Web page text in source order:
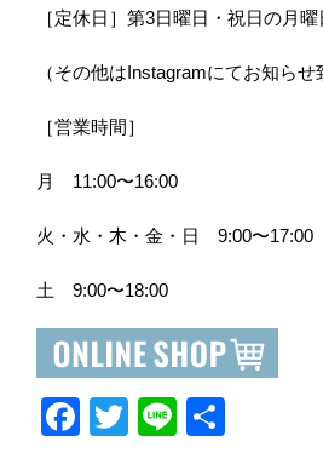
［定休日］第3日曜日・祝日の月曜
（その他はInstagramにてお知らせ
［営業時間］
月 11:00〜16:00
火・水・木・金・日 9:00〜17:00
土 9:00〜18:00
F
T
Li